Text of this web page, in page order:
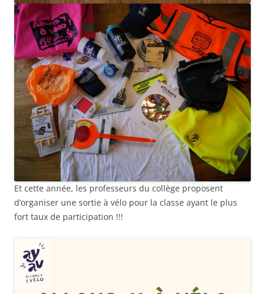
Et cette année, les professeurs du collège proposent
d’organiser une sortie à vélo pour la classe ayant le plus
fort taux de participation !!!